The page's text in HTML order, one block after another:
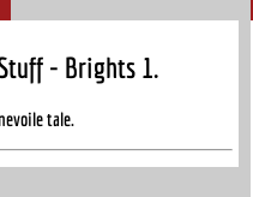
- Brights 1.
tale.